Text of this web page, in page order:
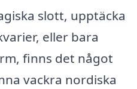
slott, upptäcka
eller bara
finns det något
vackra nordiska